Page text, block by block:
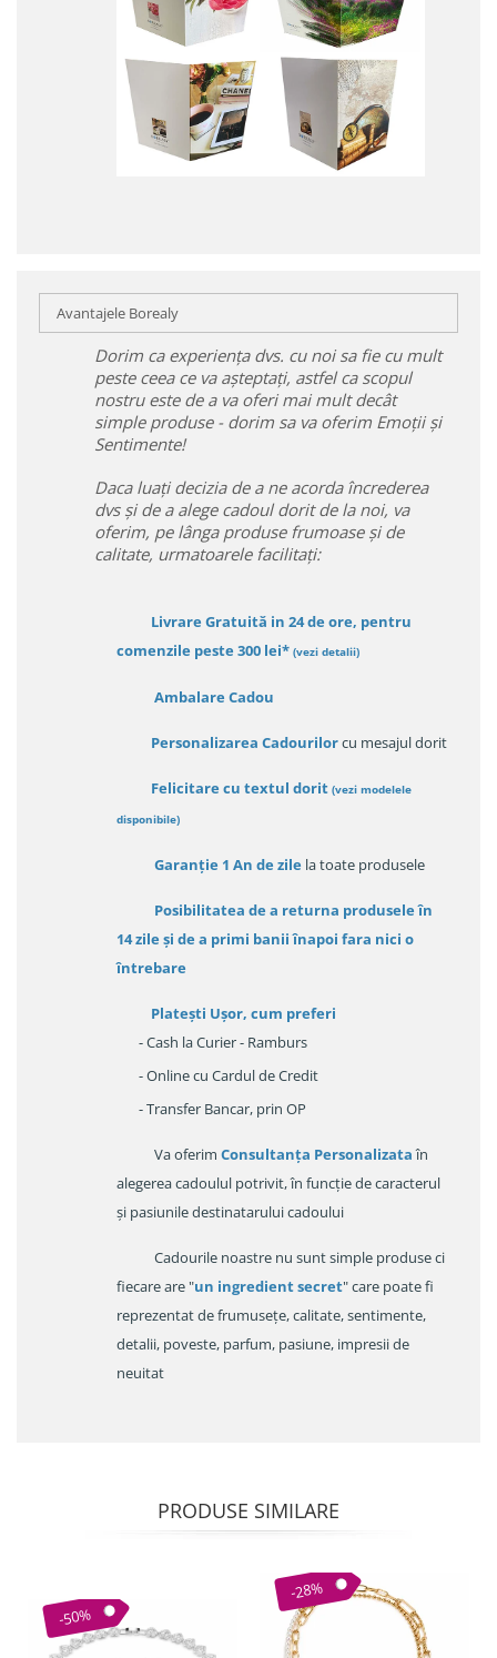
Avantajele Borealy
Dorim ca experiența dvs. cu noi sa fie cu mult
peste ceea ce va așteptați, astfel ca scopul
nostru este de a va oferi mai mult decât
simple produse - dorim sa va oferim Emoții și
Sentimente!
Daca luați decizia de a ne acorda încrederea
dvs și de a alege cadoul dorit de la noi, va
oferim, pe lânga produse frumoase și de
calitate, urmatoarele facilitați:
Livrare Gratuită in 24 de ore, pentru
comenzile peste 300 lei* (vezi detalii)
Ambalare Cadou
Personalizarea Cadourilorcu mesajul dorit
Felicitare cu textul dorit (vezi modelele
disponibile)
Garanție 1 An de zile la toate produsele
Posibilitatea de a returna produsele în
14 zileși de a primi banii înapoi fara nici o
întrebare
Platești Ușor, cum preferi
- Cash la Curier - Ramburs
- Online cu Cardul de Credit
- Transfer Bancar, prin OP
Va oferim Consultanța Personalizataîn
alegerea cadoulul potrivit, în funcție de caracterul
și pasiunile destinatarului cadoului
Cadourile noastre nu sunt simple produse ci
fiecare are "un ingredient secret" care poate fi
reprezentat de frumusețe, calitate, sentimente,
detalii, poveste, parfum, pasiune, impresii de
neuitat
PRODUSE SIMILARE
-50%
-28%